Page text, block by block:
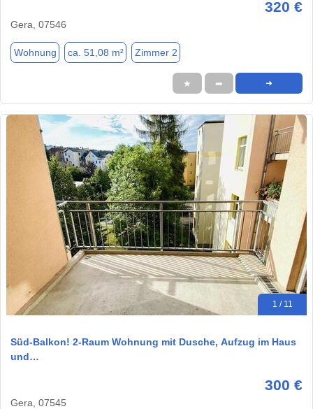
320 €
Gera, 07546
Wohnung ca. 51,08 m² Zimmer 2
★ ➦ ➜
1 / 11
Süd-Balkon! 2-Raum Wohnung mit Dusche, Aufzug im Haus
und…
300 €
Gera, 07545